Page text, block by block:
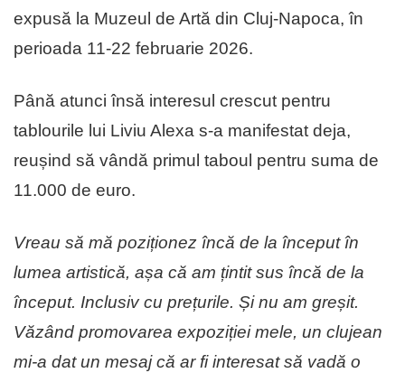
expusă la Muzeul de Artă din Cluj-Napoca, în
perioada 11-22 februarie 2026.
Până atunci însă interesul crescut pentru
tablourile lui Liviu Alexa s-a manifestat deja,
reușind să vândă primul taboul pentru suma de
11.000 de euro.
Vreau să mă poziționez încă de la început în
lumea artistică, așa că am țintit sus încă de la
început. Inclusiv cu prețurile. Și nu am greșit.
Văzând promovarea expoziției mele, un clujean
mi-a dat un mesaj că ar fi interesat să vadă o